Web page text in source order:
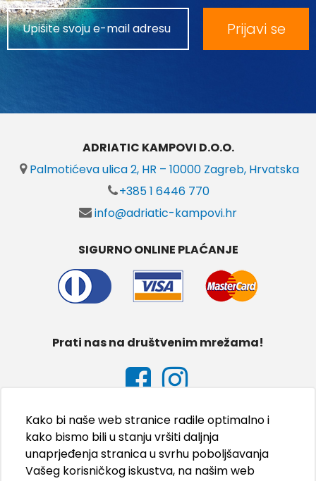
Prijavi se
ADRIATIC KAMPOVI D.O.O.
Palmotićeva ulica 2, HR – 10000 Zagreb, Hrvatska
+385 1 6446 770
info@adriatic-kampovi.hr
SIGURNO ONLINE PLAĆANJE
Prati nas na društvenim mrežama!
Kako bi naše web stranice radile optimalno i
kako bismo bili u stanju vršiti daljnja
unaprjeđenja stranica u svrhu poboljšavanja
Vašeg korisničkog iskustva, na našim web